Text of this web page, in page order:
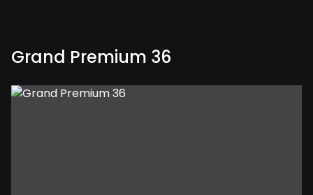
Grand Premium 36